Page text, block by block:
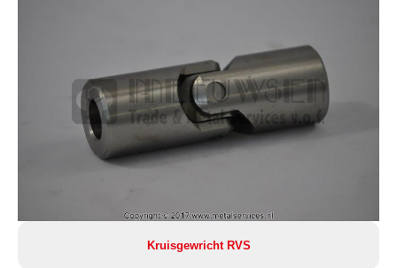
Kruisgewricht RVS